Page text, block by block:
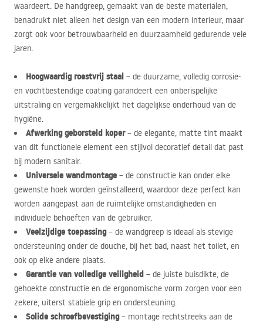
waardeert. De handgreep, gemaakt van de beste materialen,
benadrukt niet alleen het design van een modern interieur, maar
zorgt ook voor betrouwbaarheid en duurzaamheid gedurende vele
jaren.
Hoogwaardig roestvrij staal – de duurzame, volledig corrosie-
en vochtbestendige coating garandeert een onberispelijke
uitstraling en vergemakkelijkt het dagelijkse onderhoud van de
hygiëne.
Afwerking geborsteld koper– de elegante, matte tint maakt
van dit functionele element een stijlvol decoratief detail dat past
bij modern sanitair.
Universele wandmontage – de constructie kan onder elke
gewenste hoek worden geïnstalleerd, waardoor deze perfect kan
worden aangepast aan de ruimtelijke omstandigheden en
individuele behoeften van de gebruiker.
Veelzijdige toepassing– de wandgreep is ideaal als stevige
ondersteuning onder de douche, bij het bad, naast het toilet, en
ook op elke andere plaats.
Garantie van volledige veiligheid – de juiste buisdikte, de
gehoekte constructie en de ergonomische vorm zorgen voor een
zekere, uiterst stabiele grip en ondersteuning.
Solide schroefbevestiging– montage rechtstreeks aan de